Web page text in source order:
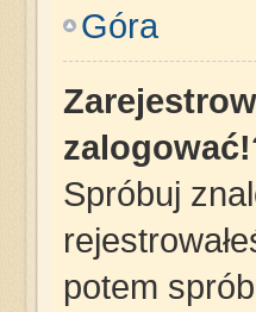
Góra
Spróbuj
potem